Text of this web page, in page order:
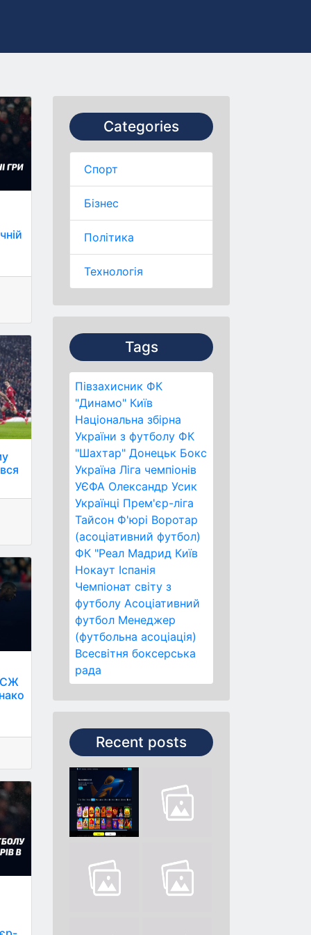
Categories
Спорт
Бізнес
Політика
Технологія
Tags
Півзахисник ФК
"Динамо" Київ
Національна збірна
України з футболу ФК
"Шахтар" Донецьк Бокс
Україна Ліга чемпіонів
УЄФА Олександр Усик
Українці Прем'єр-ліга
Тайсон Ф'юрі Воротар
(асоціативний футбол)
ФК "Реал Мадрид Київ
Нокаут Іспанія
Чемпіонат світу з
футболу Асоціативний
футбол Менеджер
(футбольна асоціація)
Всесвітня боксерська
рада
Recent posts